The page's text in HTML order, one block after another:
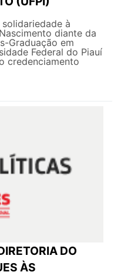
solidariedade à
diante da
Graduação em
Federal do Piauí
credenciamento
DO
ÀS